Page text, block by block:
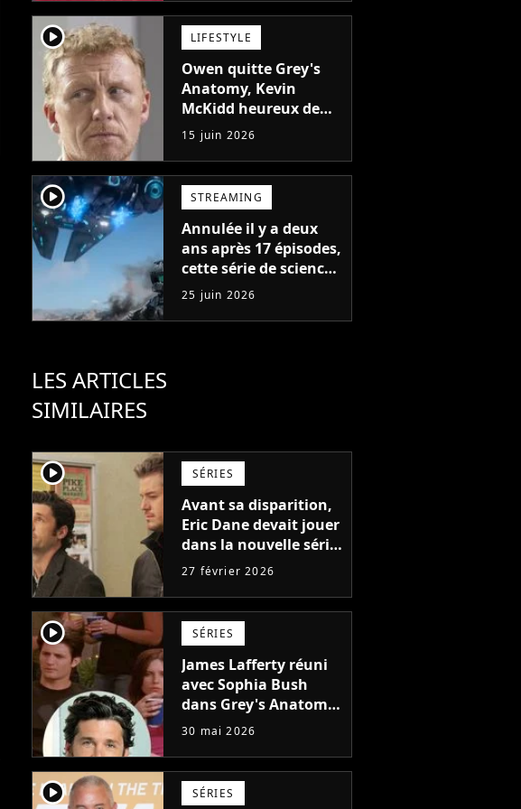
créateurs de Game of
Thrones
player2 LIFESTYLE
Owen quitte Grey's
Anatomy, Kevin
McKidd heureux de
passer enfin à autre
chose
15 juin 2026
player2 STREAMING
Annulée il y a deux
ans après 17 épisodes,
cette série de science-
fiction pourrait
finalement revenir
25 juin 2026
LES ARTICLES
SIMILAIRES
player2 SÉRIES
Avant sa disparition,
Eric Dane devait jouer
dans la nouvelle série
de Patrick Dempsey
27 février 2026
player2 SÉRIES
James Lafferty réuni
avec Sophia Bush
dans Grey's Anatomy
en devenant le
de la série ?
30 mai 2026
player2 SÉRIES